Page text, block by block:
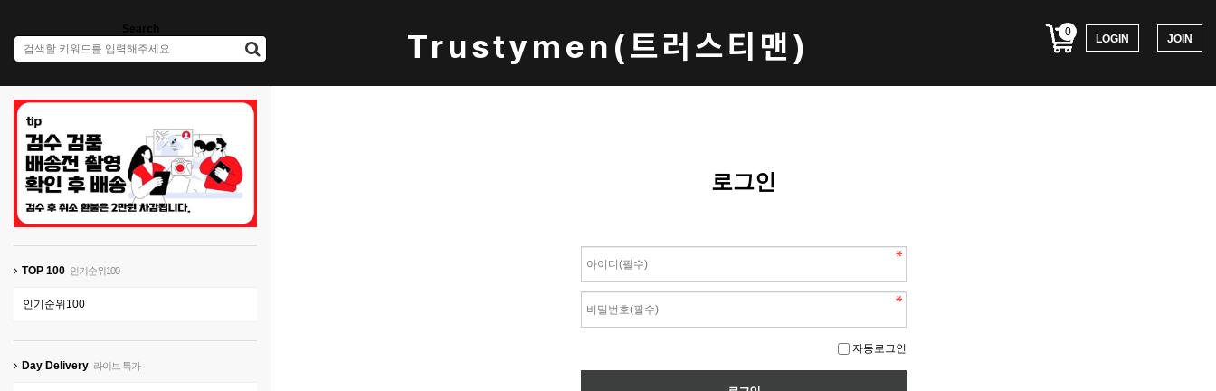
Search Trustymen(트러스티맨) 0
LOGIN JOIN
TOP 100 인기순위100
인기순위100
Day Delivery 라이브 특가
로그인
자동로그인